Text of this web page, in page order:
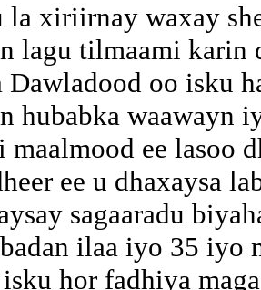
la xiriirnay waxay
lagu tilmaami karin
Dawladood oo isku
hubabka waawayn
maalmood ee lasoo
ee u dhaxaysa
sagaaradu
ilaa iyo 35 iyo
isku hor fadhiya